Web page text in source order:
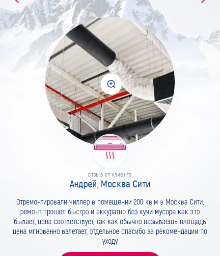
отзыв от клиента
Андрей, Москва Сити
Отремонтировали чиллер в помещении 200 кв.м в Москва Сити,
ремонт прошел быстро и аккуратно без кучи мусора как это
бывает, цена соответствует, так как обычно называешь площадь
цена мгновенно взлетает, отдельное спасибо за рекомендации по
уходу